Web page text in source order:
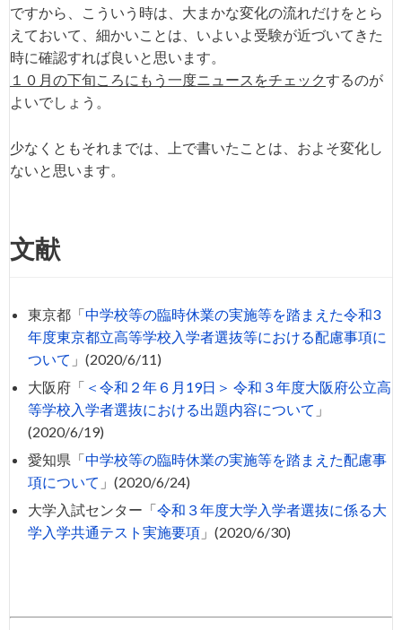
ですから、こういう時は、大まかな変化の流れだけをとら
えておいて、細かいことは、いよいよ受験が近づいてきた
時に確認すれば良いと思います。
１０月の下旬ころにもう一度ニュースをチェックするのが
よいでしょう。
少なくともそれまでは、上で書いたことは、およそ変化し
ないと思います。
文献
東京都「中学校等の臨時休業の実施等を踏まえた令和3
年度東京都立高等学校入学者選抜等における配慮事項に
ついて 」(2020/6/11)
大阪府「 ＜令和２年６月19日＞ 令和３年度大阪府公立高
等学校入学者選抜における出題内容について 」
(2020/6/19)
愛知県「中学校等の臨時休業の実施等を踏まえた配慮事
項について 」(2020/6/24)
大学入試センター「令和３年度大学入学者選抜に係る大
学入学共通テスト実施要項 」(2020/6/30)